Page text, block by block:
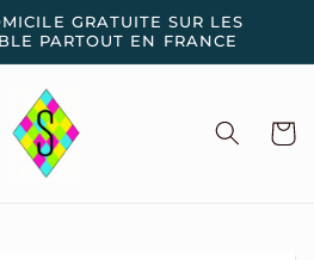
GRATUITE SUR LES
PARTOUT EN FRANCE
Panier